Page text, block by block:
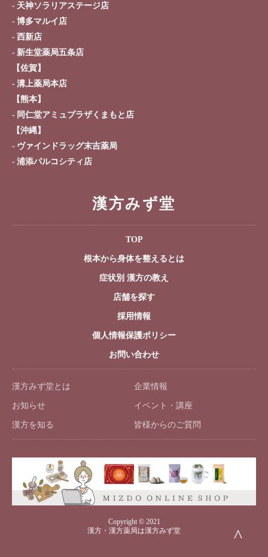
天神ソラリアステージ店
博多マルイ店
西新店
新生堂薬局五条店
【佐賀】
溝上薬局本店
【熊本】
同仁堂アミュプラザくまもと店
【沖縄】
ヴァインドラッグ末吉薬局
浦添パルコシティ店
漢方みず堂
TOP
根本から身体を整えるとは
症状別 漢方の教え
店舗を探す
採用情報
個人情報保護ポリシー
お問い合わせ
漢方みず堂とは 企業情報
お知らせ イベント・講座
漢方を知る 皆様からのご質問
Copyright © 2021
漢方・漢方薬局は漢方みず堂
^